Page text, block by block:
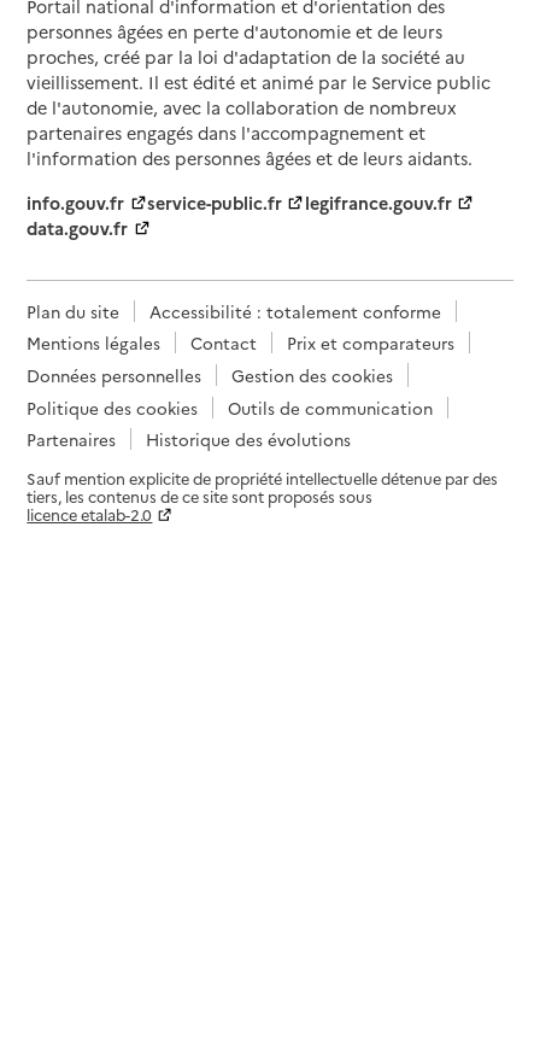
Portail national d'information et d'orientation des
personnes âgées en perte d'autonomie et de leurs
proches, créé par la loi d'adaptation de la société au
vieillissement. Il est édité et animé par le Service public
de l'autonomie, avec la collaboration de nombreux
partenaires engagés dans l'accompagnement et
l'information des personnes âgées et de leurs aidants.
info.gouv.fr
service-public.fr
legifrance.gouv.fr
data.gouv.fr
Plan du site
Accessibilité : totalement conforme
Mentions légales
Contact
Prix et comparateurs
Données personnelles
Gestion des cookies
Politique des cookies
Outils de communication
Partenaires
Historique des évolutions
Sauf mention explicite de propriété intellectuelle détenue par des
tiers, les contenus de ce site sont proposés sous
licence etalab-2.0